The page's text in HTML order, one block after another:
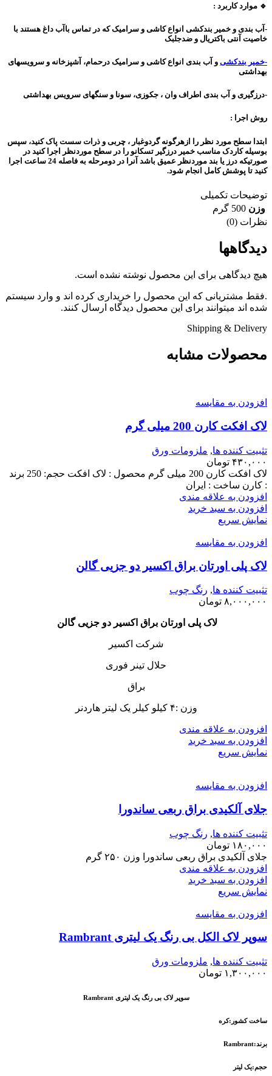
🔹 موارد کاربرد :
-آب بندی و خمیر بندکشی انواع کاشی و سرامیک که در تماس باآب داغ هستند با
خاصیت آنتی باکتریال و ضدجلبک
-خمیر بندکشی و آب بندی انواع کاشی و سرامیک درحمام، آشپزخانه و سرویسهای
بهداشتی
-درزگیری و آب بندی اطراف وان ، جکوزی، سونا و سنگهای سرویس بهداشتی
روش اجرا :
ابتدا سطح مورد نظر را ازهرگونه گردوغبار ، چربی و ذرات سست پاک کنید، سپس
بوسیله کاردک مناسب خمیر درزگیر تسکانو را در سطح موردنظر اجرا کنید در
صورتیکه درز یا بند موردنظر عمیق باشد آنرا در دومرحله به فاصله 24 ساعت اجرا
کنید تا پوشش کامل انجام شود.
توضیحات تکمیلی
وزن 500 گرم
نظرات (0)
دیدگاهها
هیچ دیدگاهی برای این محصول نوشته نشده است.
.فقط مشتریانی که این محصول را خریداری کرده اند و وارد سیستم
شده اند میتوانند برای این محصول دیدگاه ارسال کنند.
Shipping & Delivery
محصولات مشابه
افزودن به مقایسه
لاک افکت کارن 200 میلی گرم
تثبیت کننده ها, ملزومات ورق
۴۳۰,۰۰۰ تومان
لاک افکت کارن 200 میلی گرم محصول : لاک افکت حجم: 250 برند
: کارن ساخت : ایران
افزودن به علاقه مندی
افزودن به سبد خرید
نمایش سریع
افزودن به مقایسه
لاک پلی اورتان براق اکسیر دو جزیی گالن
تثبیت کننده ها, رنگ چوب
۸,۰۰۰,۰۰۰ تومان
لاک پلی اورتان براق اکسیر دو جزیی گالن
شرکت اکسیر
حلال تینر فوری
براق
وزن :۴ کیلو کیلر یک لیتر هاردنر
افزودن به علاقه مندی
افزودن به سبد خرید
نمایش سریع
افزودن به مقایسه
جلای آلکیدی براق ربعی ساندورا
تثبیت کننده ها, رنگ چوب
۱۸۰,۰۰۰ تومان
جلای آلکیدی براق ربعی ساندورا وزن ۲۵۰ گرم
افزودن به علاقه مندی
افزودن به سبد خرید
نمایش سریع
افزودن به مقایسه
سوپر لاک الکل بی رنگ یک لیتری Rambrant
تثبیت کننده ها, ملزومات ورق
۱,۳۰۰,۰۰۰ تومان
سوپر لاک بی رنگ یک لیتری Rambrant
ساخت کشور:کره
برند:Rambrant
حجم:یک لیتر